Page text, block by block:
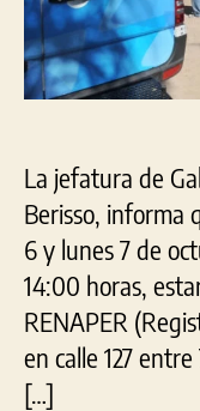
La jefatura de
Berisso, informa
6 y lunes 7 de
14:00 horas,
RENAPER
en calle 127
[…]